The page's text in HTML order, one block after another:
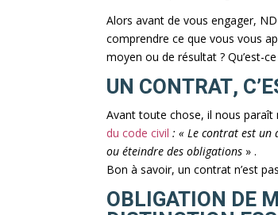
Alors avant de vous engager,
comprendre ce que vous vous
moyen ou de résultat ? Qu’est-
UN CONTRAT,
Avant toute chose, il nous paraît
du code civil : « Le contrat est un
ou éteindre des obligations » .
Bon à savoir, un contrat n’est
OBLIGATION DE